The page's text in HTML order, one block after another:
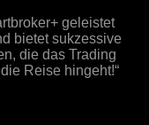
geleistet
bietet sukzessive
die das Trading
Reise hingeht!“